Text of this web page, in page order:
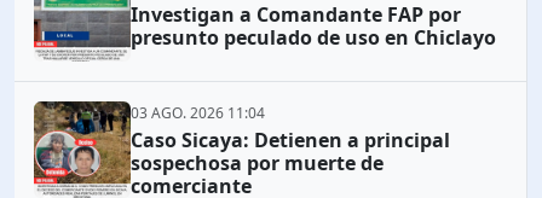
Investigan a Comandante FAP por
presunto peculado de uso en Chiclayo
03 AGO. 2026 11:04
Caso Sicaya: Detienen a principal
sospechosa por muerte de
comerciante